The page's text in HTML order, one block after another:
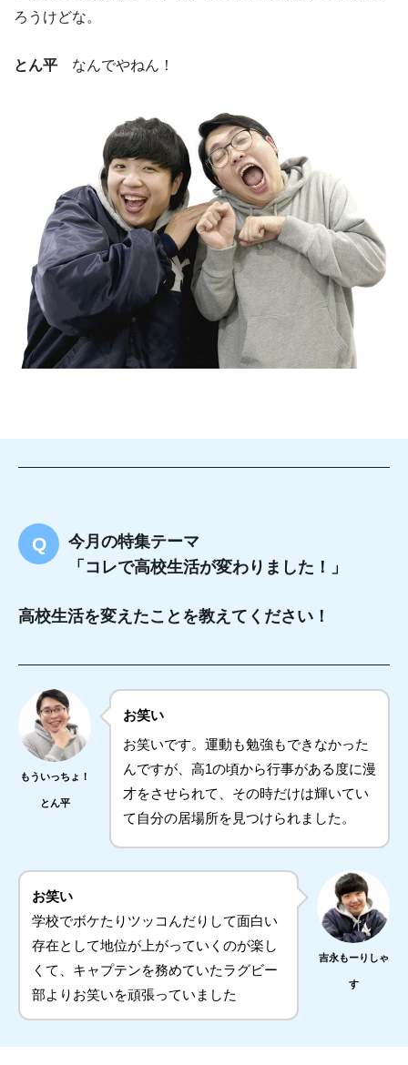
ろうけどな。
とん平 なんでやねん！
今月の特集テーマ
「コレで高校生活が変わりました！」
高校生活を変えたことを教えてください！
もういっちょ！
とん平
お笑い
お笑いです。運動も勉強もできなかった
んですが、高1の頃から行事がある度に漫
才をさせられて、その時だけは輝いてい
て自分の居場所を見つけられました。
お笑い
学校でボケたりツッコんだりして面白い
存在として地位が上がっていくのが楽し
くて、キャプテンを務めていたラグビー
部よりお笑いを頑張っていました
吉永もーりしゃ
す